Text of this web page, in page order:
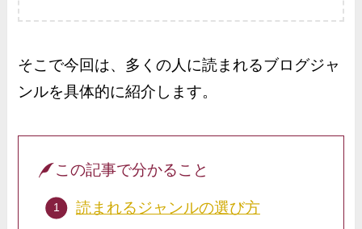
そこで今回は、多くの人に読まれるブログジャ
ンルを具体的に紹介します。
この記事で分かること
読まれるジャンルの選び方